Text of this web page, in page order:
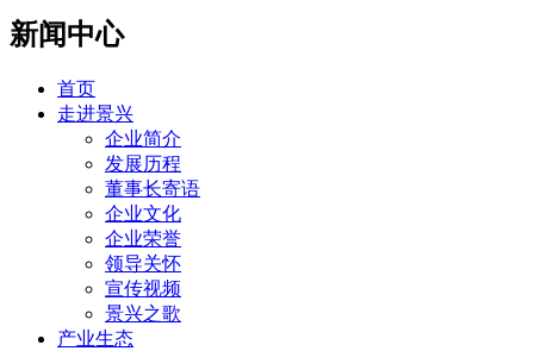
新闻中心
首页
走进景兴
企业简介
发展历程
董事长寄语
企业文化
企业荣誉
领导关怀
宣传视频
景兴之歌
产业生态